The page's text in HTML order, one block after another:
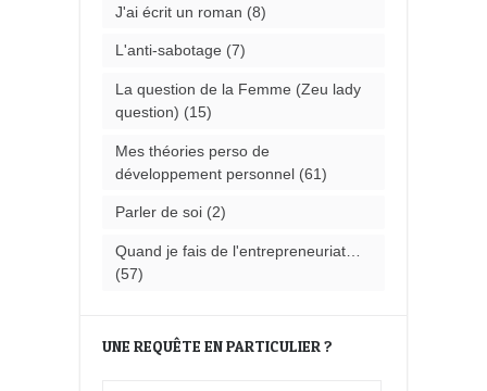
J'ai écrit un roman (8)
L'anti-sabotage (7)
La question de la Femme (Zeu lady
question) (15)
Mes théories perso de
développement personnel(61)
Parler de soi(2)
Quand je fais de l'entrepreneuriat…
(57)
UNE REQUÊTE EN PARTICULIER ?